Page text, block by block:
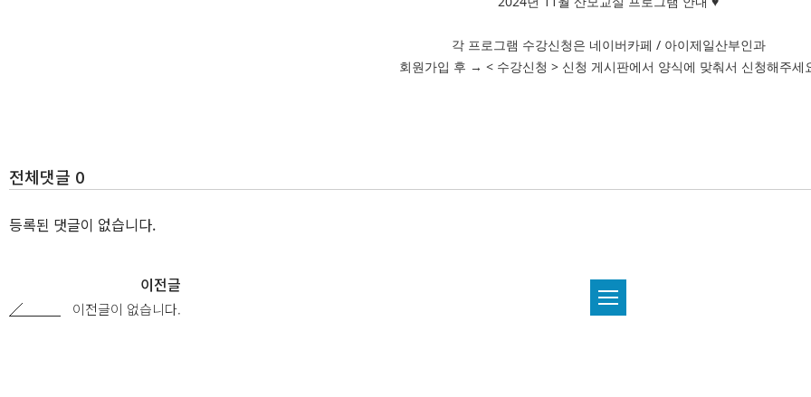
각 프로그램 수강신청은 네이버카페 / 아이제일산부인과
회원가입 후 → < 수강신청 > 신청 게시판에서 양식에 맞춰서 신청해주세
전체댓글 0
등록된 댓글이 없습니다.
이전글
이전글이 없습니다.